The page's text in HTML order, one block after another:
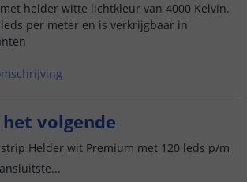
helder witte lichtkleur van 4000 Kelvin.
per meter en is verkrijgbaar in
volgende
Helder wit Premium met 120 leds p/m